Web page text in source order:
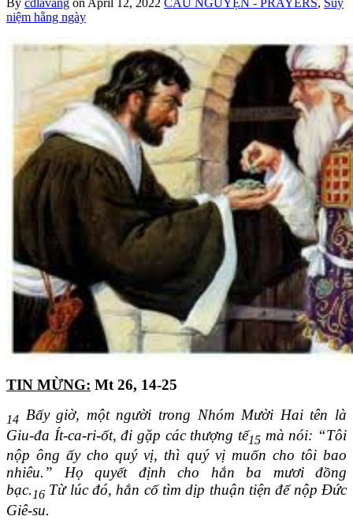
niệm hằng ngày
TIN MỪNG: Mt 26, 14-25
14 Bấy giờ, một người trong Nhóm Mười Hai tên là
Giu-đa Ít-ca-ri-ốt, đi gặp các thượng tế15 mà nói: “Tôi
nộp ông ấy cho quý vị, thì quý vị muốn cho tôi bao
nhiêu.” Họ quyết định cho hắn ba mươi đồng
bạc. 16 Từ lúc đó, hắn cố tìm dịp thuận tiện để nộp Đức
Giê-su.